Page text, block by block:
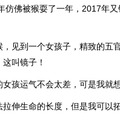
仿佛被猴耍了一年，2017年
见到一个女孩子，精致的五
叫镜子！
孩运气不会太差，可是我就
拉伸生命的长度，但是我可以